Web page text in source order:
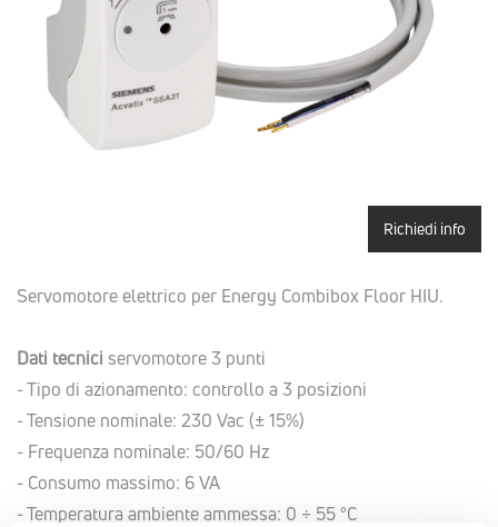
Richiedi info
Servomotore elettrico per Energy Combibox Floor HIU.
Dati tecnici servomotore 3 punti
- Tipo di azionamento: controllo a 3 posizioni
- Tensione nominale: 230 Vac (± 15%)
- Frequenza nominale: 50/60 Hz
- Consumo massimo: 6 VA
- Temperatura ambiente ammessa: 0 ÷ 55 °C